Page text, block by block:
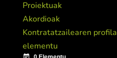
Proiektuak
Akordioak
Kontratatzailearen profila
elementu